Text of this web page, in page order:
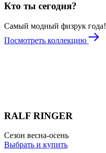
Кто ты сегодня?
Самый модный физрук года!
Посмотреть коллекцию
RALF RINGER
Сезон весна-осень
Выбрать и купить